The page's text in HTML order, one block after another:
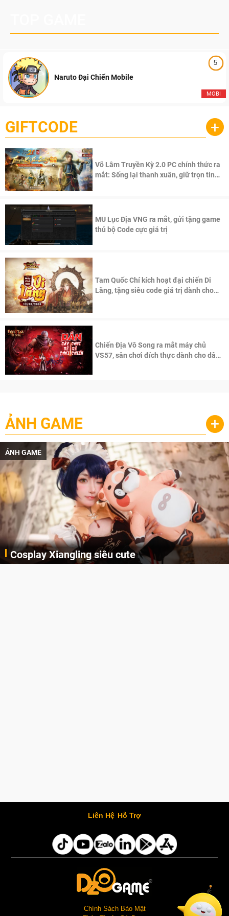
5
MOBI
Naruto Đại Chiến Mobile
GIFTCODE +
Võ Lâm Truyền Kỳ 2.0 PC chính thức ra
mắt: Sống lại thanh xuân, giữ trọn tinh
MU Lục Địa VNG ra mắt, gửi tặng game
thủ bộ Code cực giá trị
Tam Quốc Chí kích hoạt đại chiến Di
Lăng, tặng siêu code giá trị dành cho
Chiến Địa Vô Song ra mắt máy chủ
VS57, sân chơi đích thực dành cho dân
ẢNH GAME +
ẢNH GAME
Lala Croft vừa nóng vừa xinh
AI
Liên Hệ Hỗ Trợ
Chính Sách Bảo Mật